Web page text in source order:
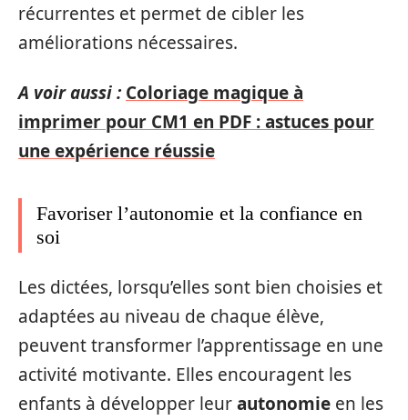
récurrentes et permet de cibler les
améliorations nécessaires.
A voir aussi : Coloriage magique à
imprimer pour CM1 en PDF : astuces pour
une expérience réussie
Favoriser l’autonomie et la confiance en
soi
Les dictées, lorsqu’elles sont bien choisies et
adaptées au niveau de chaque élève,
peuvent transformer l’apprentissage en une
activité motivante. Elles encouragent les
enfants à développer leurautonomie en les